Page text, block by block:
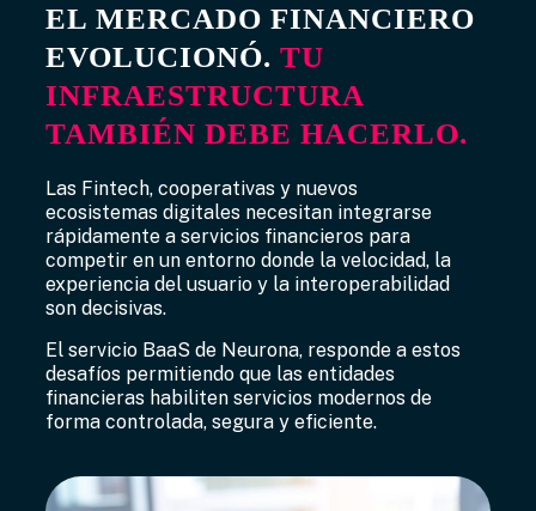
EL MERCADO FINANCIERO
EVOLUCIONÓ. TU
INFRAESTRUCTURA
TAMBIÉN DEBE HACERLO.
Las Fintech, cooperativas y nuevos
ecosistemas digitales necesitan integrarse
rápidamente a servicios financieros para
competir en un entorno donde la velocidad, la
experiencia del usuario y la interoperabilidad
son decisivas.
El servicio BaaS de Neurona, responde a estos
desafíos permitiendo que las entidades
financieras habiliten servicios modernos de
forma controlada, segura y eficiente.